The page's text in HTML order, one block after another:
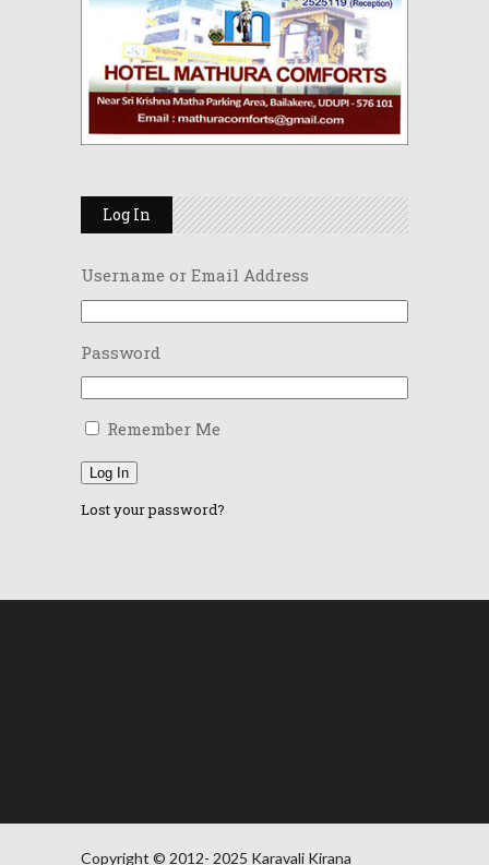
Log In
Username or Email Address
Password
Remember Me
Log In
Lost your password?
Copyright © 2012- 2025 Karavali Kirana